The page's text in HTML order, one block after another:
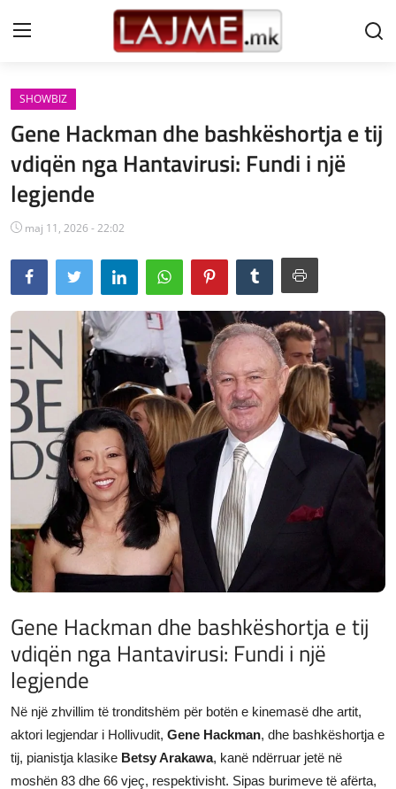
Shtëpi
LAJME MAQEDONI
SHQIPERI
KOSOVA
LAJME NGA BOTA
SHOWBIZ
SPORT
SHENDETI
JETA
Gallery
Shqip
SHOWBIZ
Gene Hackman dhe bashkëshortja e tij
vdiqën nga Hantavirusi: Fundi i një
legjende
maj 11, 2026 - 22:02
Gene Hackman dhe bashkëshortja e tij
vdiqën nga Hantavirusi: Fundi i një
legjende
Në një zhvillim të tronditshëm për botën e kinemasë dhe artit,
aktori legjendar i Hollivudit, Gene Hackman, dhe bashkëshortja e
tij, pianistja klasike Betsy Arakawa, kanë ndërruar jetë në
moshën 83 dhe 66 vjeç, respektivisht. Sipas burimeve të afërta,